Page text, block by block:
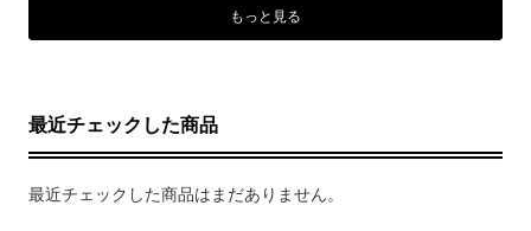
もっと見る
最近チェックした商品
最近チェックした商品はまだありません。